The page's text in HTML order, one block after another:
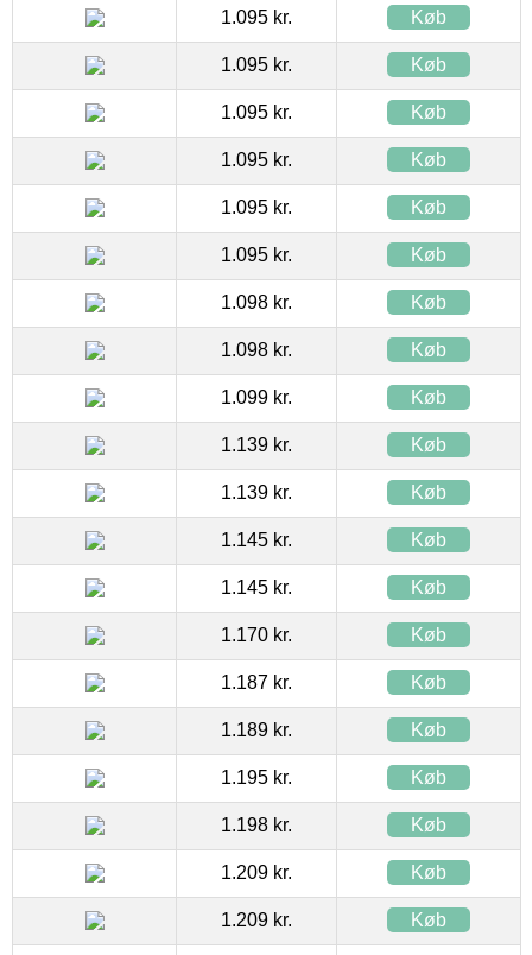
1.095 kr. Køb
1.095 kr. Køb
1.095 kr. Køb
1.095 kr. Køb
1.095 kr. Køb
1.095 kr. Køb
1.098 kr. Køb
1.098 kr. Køb
1.099 kr. Køb
1.139 kr. Køb
1.139 kr. Køb
1.145 kr. Køb
1.145 kr. Køb
1.170 kr. Køb
1.187 kr. Køb
1.189 kr. Køb
1.195 kr. Køb
1.198 kr. Køb
1.209 kr. Køb
1.209 kr. Køb